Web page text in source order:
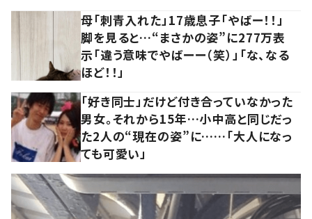
母「刺青入れた」17歳息子「やばー！！」
脚を見ると…“まさかの姿”に277万表
示「違う意味でやばーー（笑）」「な、なる
ほど！！」
「好き同士」だけど付き合っていなかった
男女。それから15年…小中高と同じだっ
た2人の“現在の姿”に……「大人になっ
ても可愛い」